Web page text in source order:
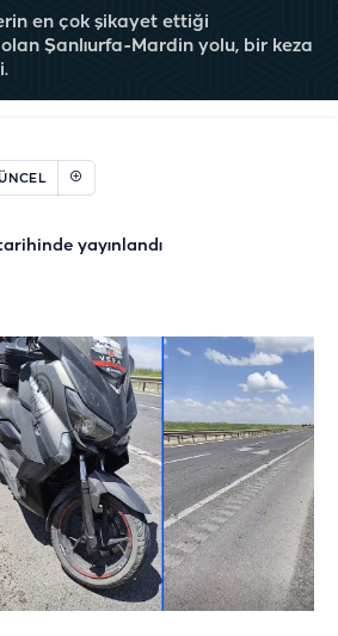
en çok şikayet ettiği
Şanlıurfa-Mardin yolu, bir keza
yayınlandı